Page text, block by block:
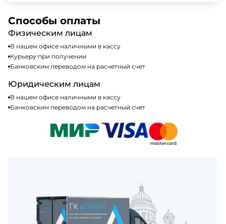
налогообложения, т.е с НДС 20%
Способы оплаты
Физическим лицам
В нашем офисе наличными в кассу
Курьеру при получении
Банковским переводом на расчетный счет
Юридическим лицам
В нашем офисе наличными в кассу
Банковским переводом на расчетный счет